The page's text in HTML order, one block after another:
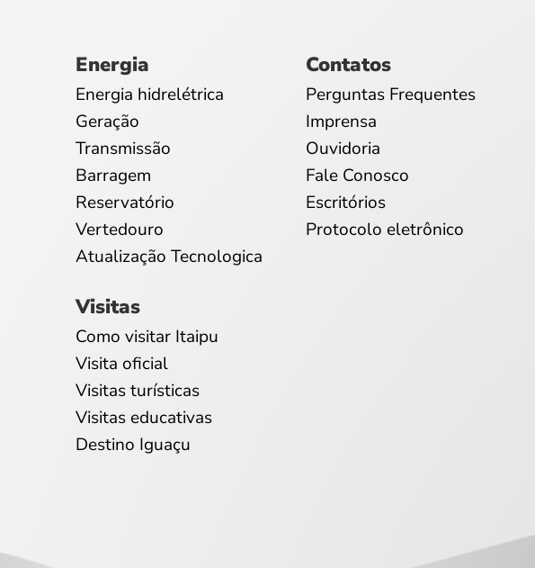
Energia
Energia hidrelétrica
Geração
Transmissão
Barragem
Reservatório
Vertedouro
Atualização Tecnologica
Visitas
Como visitar Itaipu
Visita oficial
Visitas turísticas
Visitas educativas
Destino Iguaçu
Contatos
Perguntas Frequentes
Imprensa
Ouvidoria
Fale Conosco
Escritórios
Protocolo eletrônico